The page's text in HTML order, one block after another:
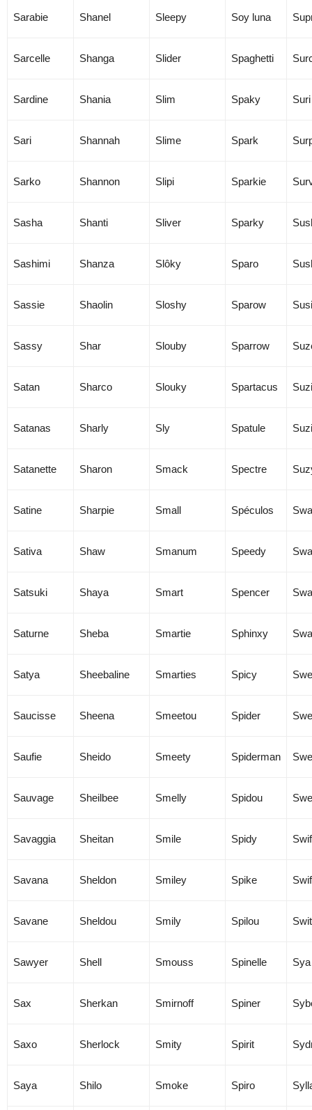
Sarabie Shanel Sleepy Soy luna
Sarcelle Shanga Slider Spaghetti
Sardine Shania Slim Spaky Suri
Sari Shannah Slime Spark
Sarko Shannon Slipi Sparkie
Sasha Shanti Sliver Sparky
Sashimi Shanza Slôky Sparo
Sassie Shaolin Sloshy Sparow
Sassy Shar Slouby Sparrow
Satan Sharco Slouky Spartacus Suzi
Satanas Sharly Sly Spatule
Satanette Sharon Smack Spectre
Satine Sharpie Small Spéculos
Sativa Shaw Smanum Speedy
Satsuki Shaya Smart Spencer
Saturne Sheba Smartie Sphinxy
Satya Sheebaline Smarties Spicy
Saucisse Sheena Smeetou Spider
Saufie Sheido Smeety Spiderman
Sauvage Sheilbee Smelly Spidou
Savaggia Sheitan Smile Spidy Swif
Savana Sheldon Smiley Spike
Savane Sheldou Smily Spilou
Sawyer Shell Smouss Spinelle Sya
Sax Sherkan Smirnoff Spiner
Saxo Sherlock Smity Spirit
Saya Shilo Smoke Spiro